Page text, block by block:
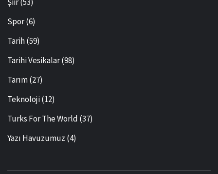
Spor(6)
Tarih(59)
Tarihi Vesikalar(98)
Tarım(27)
Teknoloji(12)
Turks For The World (37)
Yazı Havuzumuz (4)